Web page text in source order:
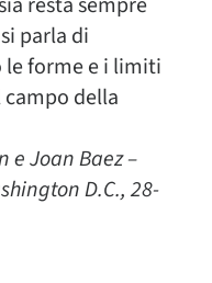
parla di
forme e i limiti
della
e Joan Baez –
D.C., 28-